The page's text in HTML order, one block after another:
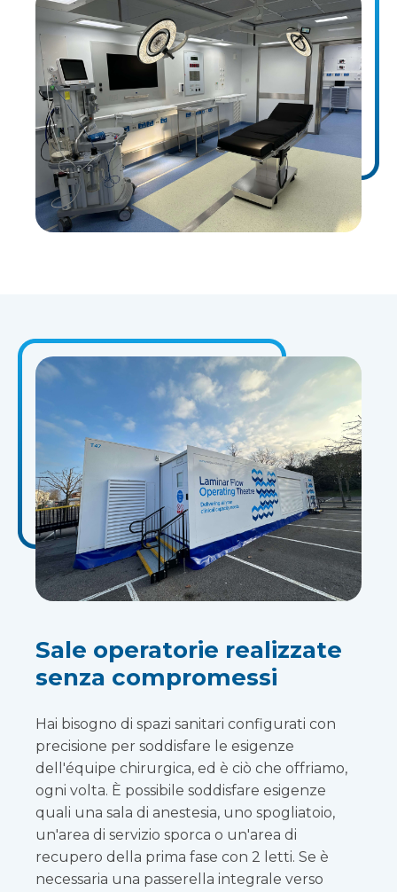
Sale operatorie realizzate
senza compromessi
Hai bisogno di spazi sanitari configurati con
precisione per soddisfare le esigenze
dell'équipe chirurgica, ed è ciò che offriamo,
ogni volta. È possibile soddisfare esigenze
quali una sala di anestesia, uno spogliatoio,
un'area di servizio sporca o un'area di
recupero della prima fase con 2 letti. Se è
necessaria una passerella integrale verso